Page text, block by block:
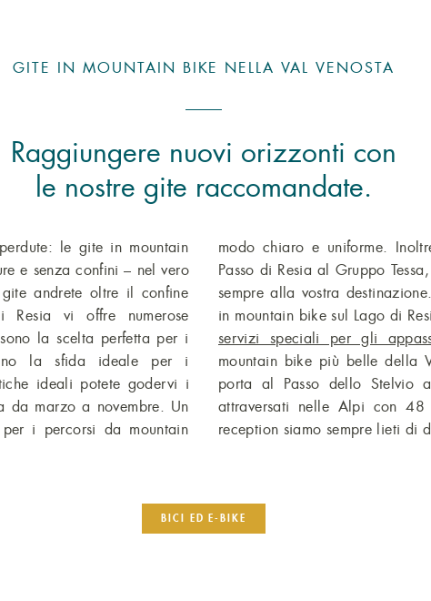
GITE IN MOUNTAIN BIKE NELLA VAL VENOSTA
Raggiungere nuovi orizzonti con
le nostre gite raccomandate.
le gite in mountain
e senza confini – nel vero
gite andrete oltre il confine
Resia vi offre numerose
la scelta perfetta per i
la sfida ideale per i
ideali potete godervi i
da marzo a novembre. Un
per i percorsi da mountain
modo chiaro e uniforme.
Passo di Resia al Gruppo
sempre alla vostra
in mountain bike sul Lago di
servizi speciali per gli
mountain bike più belle della
porta al Passo dello
attraversati nelle Alpi con
reception siamo sempre lieti di
BICI ED E-BIKE